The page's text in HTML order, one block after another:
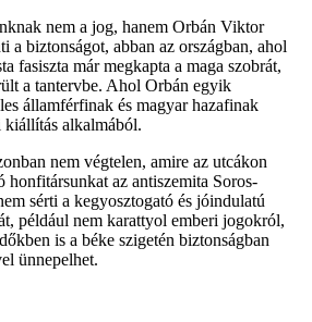
nem a jog, hanem Orbán Viktor
a biztonságot, abban az országban, ahol
fasiszta már megkapta a maga szobrát,
a tantervbe. Ahol Orbán egyik
államférfinak és magyar hazafinak
kiállítás alkalmából.
nem végtelen, amire az utcákon
honfitársunkat az antiszemita Soros-
sérti a kegyosztogató és jóindulatú
például nem karattyol emberi jogokról,
is a béke szigetén biztonságban
ünnepelhet.